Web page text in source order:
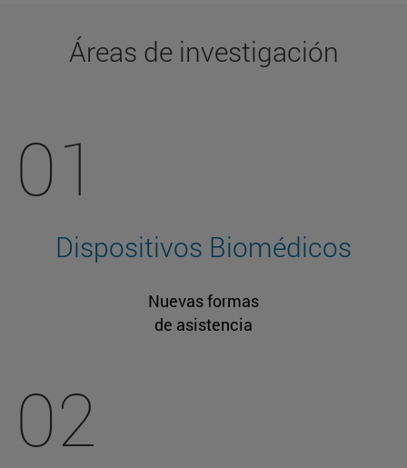
Áreas de investigación
01
Dispositivos Biomédicos
Nuevas formas
de asistencia
02